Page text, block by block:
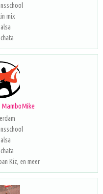
mix
Kiz, en meer